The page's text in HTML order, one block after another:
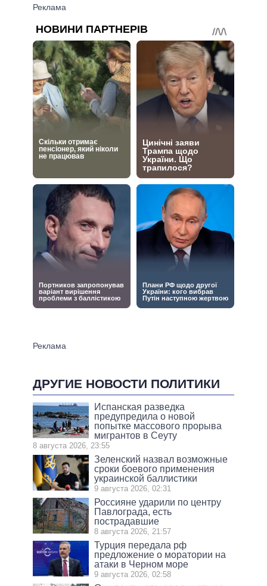
ДРУГИЕ НОВОСТИ ПОЛИТИКИ
Испанская разведка
предупредила о новой
попытке массового прорыва
мигрантов в Сеуту
8 августа 2026, 23:55
Зеленский назвал возможные
сроки боевого применения
украинской баллистики
9 августа 2026, 02:31
Россияне ударили по центру
Павлограда, есть
пострадавшие
8 августа 2026, 21:57
Турция передала рф
предложение о моратории на
атаки в Черном море
9 августа 2026, 02:58